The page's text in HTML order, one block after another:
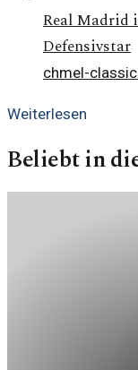
Real Madrid
Defensivstar
chmel-
Weiterlesen
Beliebt in